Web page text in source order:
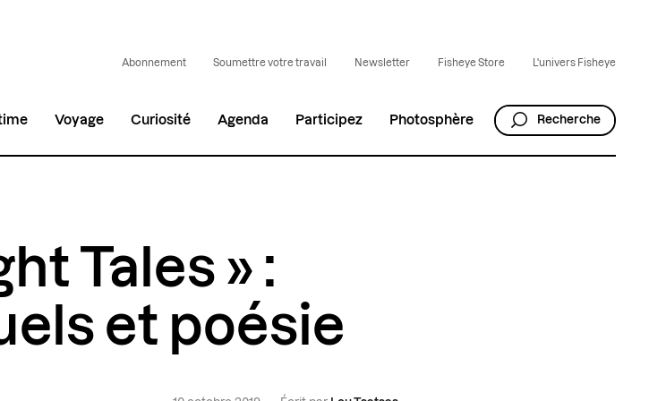
Abonnement Soumettre votre travail Newsletter Fisheye Store L'univers Fisheye
Voyage Curiosité Agenda Participez Photosphère Recherche
Tales » :
et poésie